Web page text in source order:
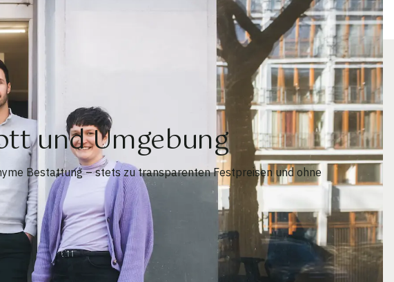
und Umgebung
Bestattung – stets zu transparenten Festpreisen und ohne